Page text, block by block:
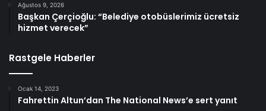
Ağustos 9, 2026
Başkan Çerçioğlu: “Belediye otobüslerimiz ücretsiz
hizmet verecek”
Rastgele Haberler
Ocak 14, 2023
Fahrettin Altun’dan The National News’e sert yanıt